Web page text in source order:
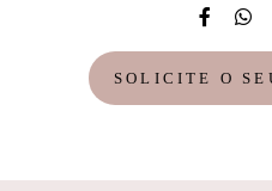
SOLICITE O